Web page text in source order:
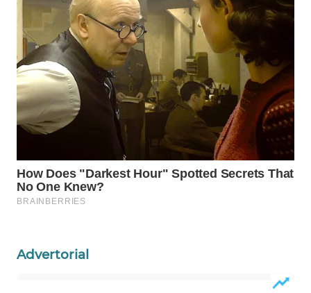
Advertorial
WAHANA
KONSUMEN
WAHANA
LISTRIK
WAHANA
WAHANA
TV
ID